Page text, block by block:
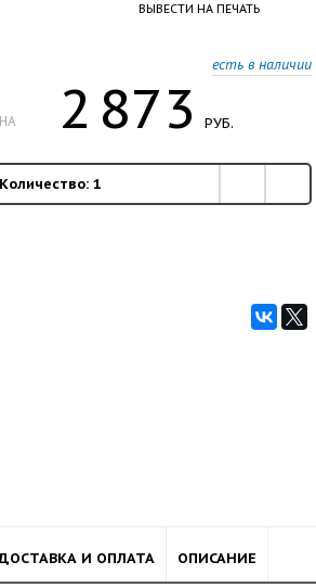
ВЫВЕСТИ НА ПЕЧАТЬ
2 873 РУБ.
есть в наличии
Количество: 1
И ОПЛАТА ОПИСАНИЕ